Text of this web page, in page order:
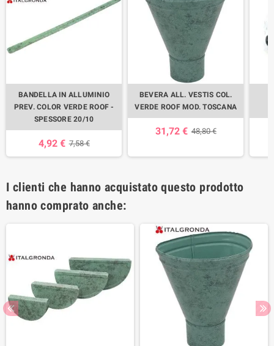
BANDELLA IN ALLUMINIO
PREV. COLOR VERDE ROOF -
SPESSORE 20/10
4,92 € 7,58 €
BEVERA ALL. VESTIS COL.
VERDE ROOF MOD. TOSCANA
31,72 € 48,80 €
I clienti che hanno acquistato questo prodotto
hanno comprato anche: